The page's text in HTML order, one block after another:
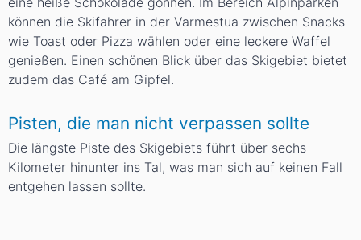
können die Skifahrer in der Varmestua zwischen Snacks
wie Toast oder Pizza wählen oder eine leckere Waffel
genießen. Einen schönen Blick über das Skigebiet bietet
zudem das Café am Gipfel.
Pisten, die man nicht verpassen sollte
Die längste Piste des Skigebiets führt über sechs
Kilometer hinunter ins Tal, was man sich auf keinen Fall
entgehen lassen sollte.